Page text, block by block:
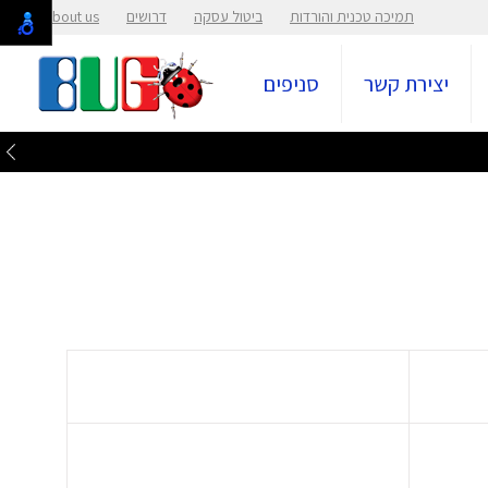
תמיכה טכנית והורדות ביטול עסקה דרושים About us
יצירת קשר סניפים